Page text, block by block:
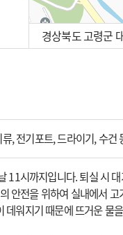
100m
경상북도 고령군
, 전기포트, 드라이기, 수건
11시까지입니다. 퇴실 시
안전을 위하여 실내에서
워지기 때문에 뜨거운 물